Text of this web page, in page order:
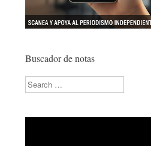
Buscador de notas
Search